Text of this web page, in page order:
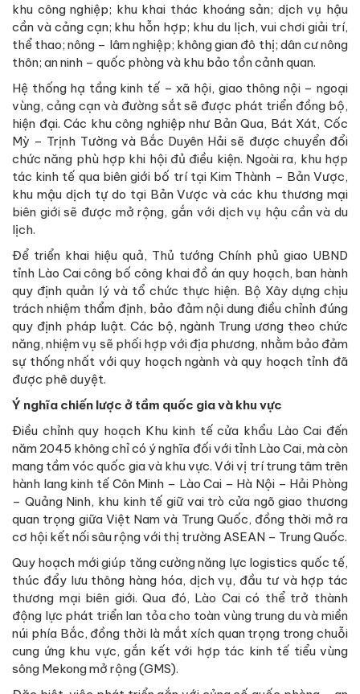
khu công nghiệp; khu khai thác khoáng sản; dịch vụ hậu
cần và cảng cạn; khu hỗn hợp; khu du lịch, vui chơi giải trí,
thể thao; nông – lâm nghiệp; không gian đô thị; dân cư nông
thôn; an ninh – quốc phòng và khu bảo tồn cảnh quan.
Hệ thống hạ tầng kinh tế – xã hội, giao thông nội – ngoại
vùng, cảng cạn và đường sắt sẽ được phát triển đồng bộ,
hiện đại. Các khu công nghiệp như Bản Qua, Bát Xát, Cốc
Mỳ – Trịnh Tường và Bắc Duyên Hải sẽ được chuyển đổi
chức năng phù hợp khi hội đủ điều kiện. Ngoài ra, khu hợp
tác kinh tế qua biên giới bố trí tại Kim Thành – Bản Vược,
khu mậu dịch tự do tại Bản Vược và các khu thương mại
biên giới sẽ được mở rộng, gắn với dịch vụ hậu cần và du
lịch.
Để triển khai hiệu quả, Thủ tướng Chính phủ giao UBND
tỉnh Lào Cai công bố công khai đồ án quy hoạch, ban hành
quy định quản lý và tổ chức thực hiện. Bộ Xây dựng chịu
trách nhiệm thẩm định, bảo đảm nội dung điều chỉnh đúng
quy định pháp luật. Các bộ, ngành Trung ương theo chức
năng, nhiệm vụ sẽ phối hợp với địa phương, nhằm bảo đảm
sự thống nhất với quy hoạch ngành và quy hoạch tỉnh đã
được phê duyệt.
Ý nghĩa chiến lược ở tầm quốc gia và khu vực
Điều chỉnh quy hoạch Khu kinh tế cửa khẩu Lào Cai đến
năm 2045 không chỉ có ý nghĩa đối với tỉnh Lào Cai, mà còn
mang tầm vóc quốc gia và khu vực. Với vị trí trung tâm trên
hành lang kinh tế Côn Minh – Lào Cai – Hà Nội – Hải Phòng
– Quảng Ninh, khu kinh tế giữ vai trò cửa ngõ giao thương
quan trọng giữa Việt Nam và Trung Quốc, đồng thời mở ra
cơ hội kết nối sâu rộng với thị trường ASEAN – Trung Quốc.
Quy hoạch mới giúp tăng cường năng lực logistics quốc tế,
thúc đẩy lưu thông hàng hóa, dịch vụ, đầu tư và hợp tác
thương mại biên giới. Qua đó, Lào Cai có thể trở thành
động lực phát triển lan tỏa cho toàn vùng trung du và miền
núi phía Bắc, đồng thời là mắt xích quan trọng trong chuỗi
cung ứng khu vực, gắn kết với hợp tác kinh tế tiểu vùng
sông Mekong mở rộng (GMS).